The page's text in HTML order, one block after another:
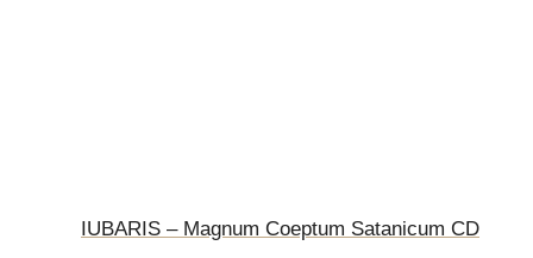
IUBARIS – Magnum Coeptum Satanicum CD